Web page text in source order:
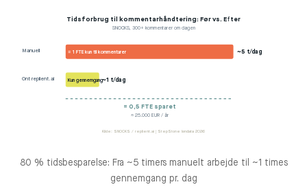
Tidsforbrug til kommentarhåndtering: Før vs. Efter
SNOCKS, 300+ kommentarer om dagen
Manuell ~5 t/dag
≈ 1 FTE kun til kommentarer
Ont replient.ai ~1 t/dag
Kun gennemgang
= 0,5 FTE sparet
≈ 25.000 EUR / år
Kilde: SNOCKS / replient.ai | StepStone løndata 2026
80 % tidsbesparelse: Fra ~5 timers manuelt arbejde til ~1 times
gennemgang pr. dag